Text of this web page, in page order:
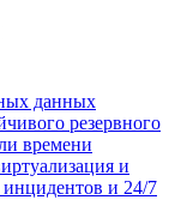
данных
резервного
времени
и
инцидентов и 24/7